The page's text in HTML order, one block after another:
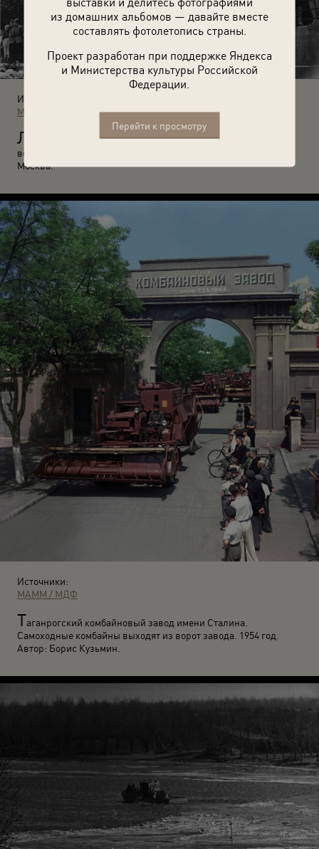
из домашних альбомов — давайте вместе
составлять фотолетопись страны.
Проект разработан при поддержке Яндекса
и Министерства культуры Российской
Федерации.
Перейти к просмотру
Источники:
МАММ / МДФ
Л
юди наблюдают за проходом колонны немецких
военнопленных. 17 июля 1944 года. Автор: Евгений Умнов.
Москва.
Источники:
МАММ / МДФ
Таганрогский комбайновый завод имени Сталина.
Самоходные комбайны выходят из ворот завода. 1954 год.
Автор: Борис Кузьмин.